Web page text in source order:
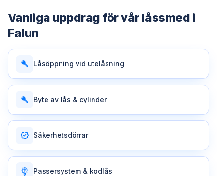
Vanliga uppdrag för vårlåssmed i
Falun
Låsöppning vid utelåsning
Byte av lås & cylinder
Säkerhetsdörrar
Passersystem & kodlås